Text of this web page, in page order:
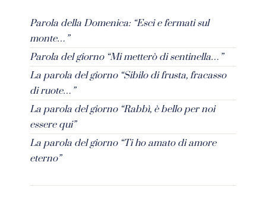
Parola della Domenica: “Esci e fermati sul
monte…”
Parola del giorno “Mi metterò di sentinella…”
La parola del giorno “Sibilo di frusta, fracasso
di ruote…”
La parola del giorno “Rabbì, è bello per noi
essere qui”
La parola del giorno “Ti ho amato di amore
eterno”